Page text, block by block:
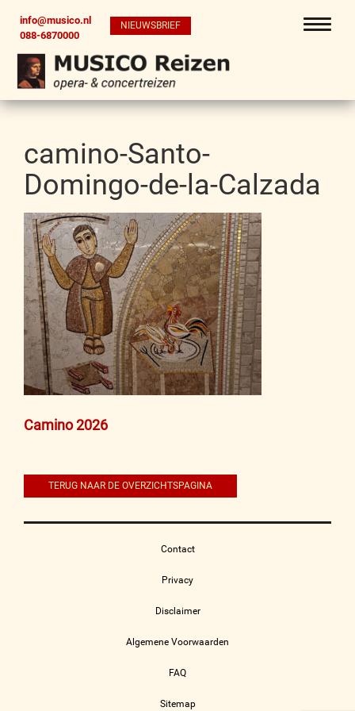
info@musico.nl
088-6870000
NIEUWSBRIEF
camino-Santo-
Domingo-de-la-Calzada
Bericht
Camino 2026
TERUG NAAR DE OVERZICHTSPAGINA
Contact
Privacy
Disclaimer
Algemene Voorwaarden
FAQ
Sitemap